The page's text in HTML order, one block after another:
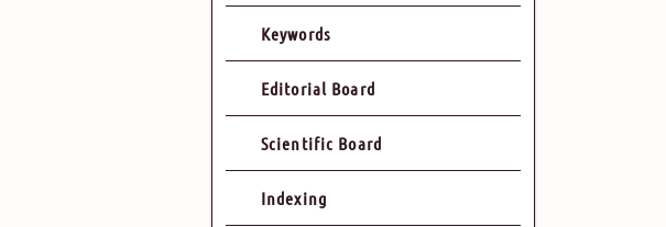
Keywords
Editorial Board
Scientific Board
Indexing